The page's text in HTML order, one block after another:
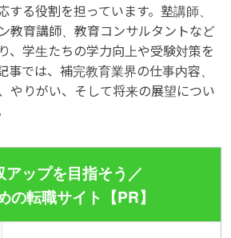
する役割を担っています。塾講師、
教育講師、教育コンサルタントなど
、学生たちの学力向上や受験対策を
事では、補完教育業界の仕事内容、
やりがい、そして将来の展望につい
アップを目指そう／
の転職サイト【PR】